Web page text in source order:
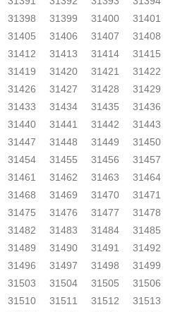
31398 31399 31400
31401
31405 31406 31407
31408
31412 31413 31414
31415
31419 31420 31421
31422
31426 31427 31428
31429
31433 31434 31435
31436
31440 31441 31442
31443
31447 31448 31449
31450
31454 31455 31456
31457
31461 31462 31463
31464
31468 31469 31470
31471
31475 31476 31477
31478
31482 31483 31484
31485
31489 31490 31491
31492
31496 31497 31498
31499
31503 31504 31505
31506
31510 31511 31512
31513